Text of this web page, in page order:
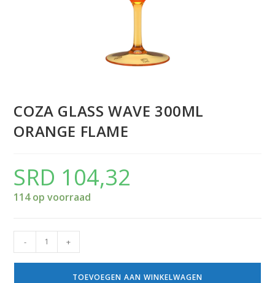
COZA GLASS WAVE 300ML
ORANGE FLAME
SRD 104,32
114 op voorraad
- +
TOEVOEGEN AAN WINKELWAGEN